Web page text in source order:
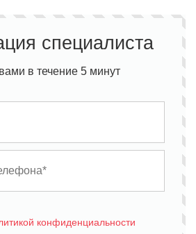
специалиста
в течение 5 минут
конфиденциальности